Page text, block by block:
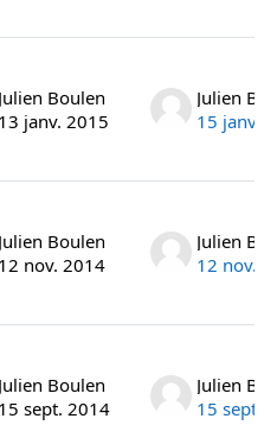
Julien Boulen
13 janv. 2015
Julien
15
Julien Boulen
12 nov. 2014
Julien
12 nov.
Julien Boulen
15 sept. 2014
Julien
15